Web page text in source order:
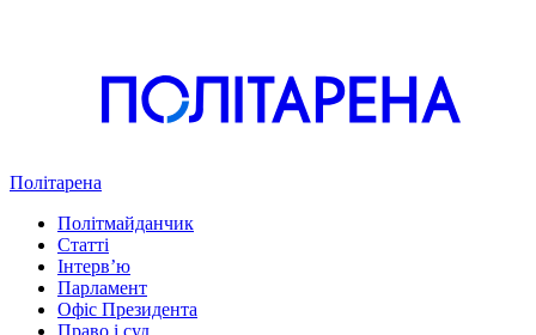
Політарена
Політмайданчик
Статті
Інтервʼю
Парламент
Офіс Президента
Право і суд